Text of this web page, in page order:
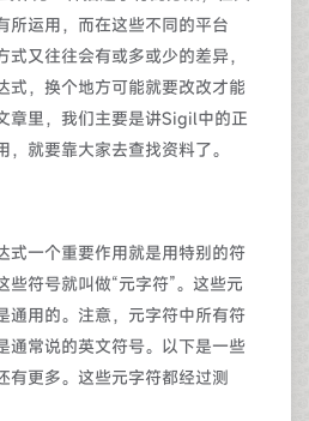
所运用，而在这些不同的平台
式又往往会有或多或少的差异，
式，换个地方可能就要改改才能
章里，我们主要是讲Sigil中的正
就要靠大家去查找资料了。
式一个重要作用就是用特别的符
些符号就叫做“元字符”。这些元
通用的。注意，元字符中所有符
通常说的英文符号。以下是一些
有更多。这些元字符都经过测